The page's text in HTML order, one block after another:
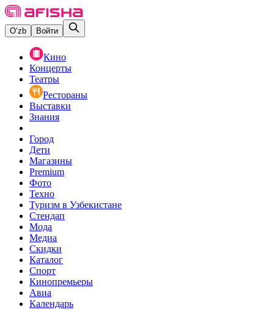
O‘zb Войти
Кино
Концерты
Театры
Рестораны
Выставки
Знания
Город
Дети
Магазины
Premium
Фото
Техно
Туризм в Узбекистане
Стендап
Мода
Медиа
Скидки
Каталог
Спорт
Кинопремьеры
Авиа
Календарь